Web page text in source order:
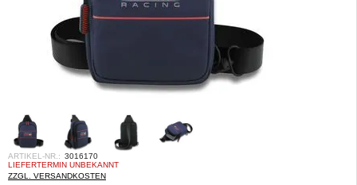
ARTIKEL-NR.: 3016170
LIEFERTERMIN UNBEKANNT
ZZGL. VERSANDKOSTEN